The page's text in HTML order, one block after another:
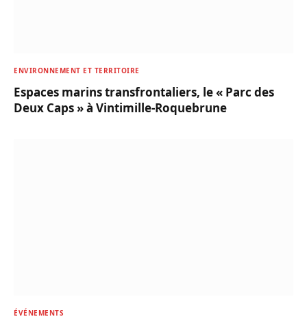
ENVIRONNEMENT ET TERRITOIRE
Espaces marins transfrontaliers, le « Parc des
Deux Caps » à Vintimille-Roquebrune
ÉVÉNEMENTS